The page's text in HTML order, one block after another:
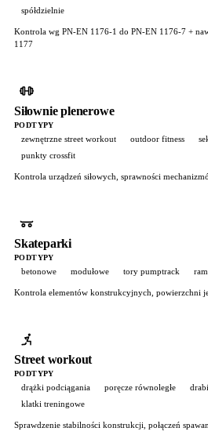
spółdzielnie
Kontrola wg PN-EN 1176-1 do PN-EN 1176-7 +
1177
Siłownie plenerowe
PODTYPY
zewnętrzne street workout outdoor fitness
punkty crossfit
Kontrola urządzeń siłowych, sprawności
Skateparki
PODTYPY
betonowe modułowe tory pumptrack
Kontrola elementów konstrukcyjnych, powierzchni
Street workout
PODTYPY
drążki podciągania poręcze równoległe
klatki treningowe
Sprawdzenie stabilności konstrukcji, połączeń